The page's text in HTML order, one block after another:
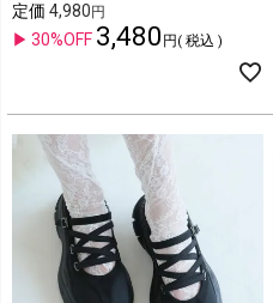
定価 4,980
30%OFF 3,480 税込